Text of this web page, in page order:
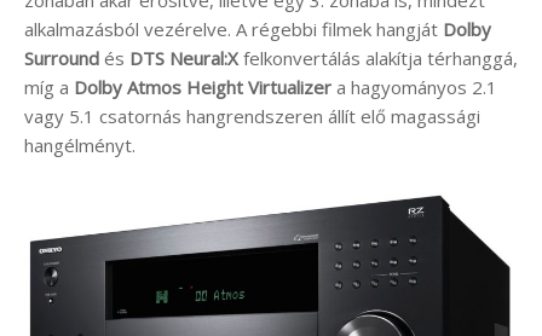
alkalmazásból vezérelve. A régebbi filmek hangját Dolby
Surround és DTS Neural:X felkonvertálás alakítja térhanggá,
míg a Dolby Atmos Height Virtualizer a hagyományos 2.1
vagy 5.1 csatornás hangrendszeren állít elő magassági
hangélményt.